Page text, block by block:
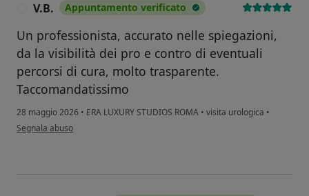
V.B. Appuntamento verificato
Un professionista, accurato nelle spiegazioni,
da la visibilità dei pro e contro di eventuali
percorsi di cura, molto trasparente.
Taccomandatissimo
28 maggio 2026 • ERA LUXURY STUDIOS ROMA • visita urologica •
secondo l'opinione dell'utente V.B.
Segnala abuso